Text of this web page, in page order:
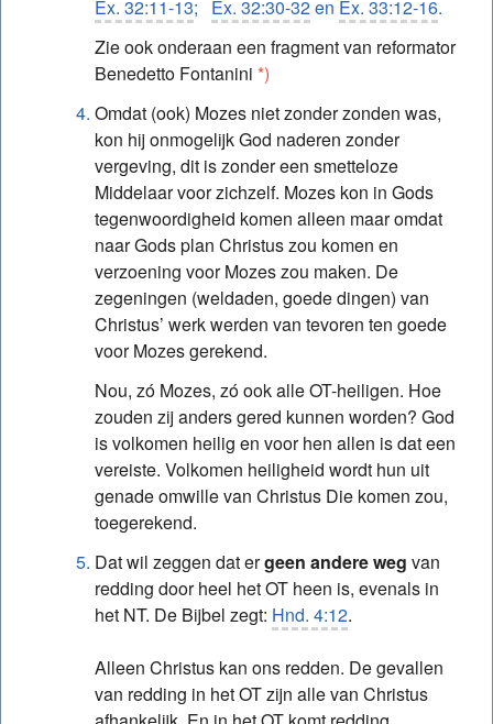
Ex. 32:11-13; Ex. 32:30-32en Ex. 33:12-16.
Zie ook onderaan een fragment van reformator
Benedetto Fontanini *)
Omdat (ook) Mozes niet zonder zonden was,
kon hij onmogelijk God naderen zonder
vergeving, dit is zonder een smetteloze
Middelaar voor zichzelf. Mozes kon in Gods
tegenwoordigheid komen alleen maar omdat
naar Gods plan Christus zou komen en
verzoening voor Mozes zou maken. De
zegeningen (weldaden, goede dingen) van
Christus’ werk werden van tevoren ten goede
voor Mozes gerekend.
Nou, zó Mozes, zó ook alle OT-heiligen. Hoe
zouden zij anders gered kunnen worden? God
is volkomen heilig en voor hen allen is dat een
vereiste. Volkomen heiligheid wordt hun uit
genade omwille van Christus Die komen zou,
toegerekend.
Dat wil zeggen dat ergeen andere weg van
redding door heel het OT heen is, evenals in
het NT. De Bijbel zegt: Hnd. 4:12.
Alleen Christus kan ons redden. De gevallen
van redding in het OT zijn alle van Christus